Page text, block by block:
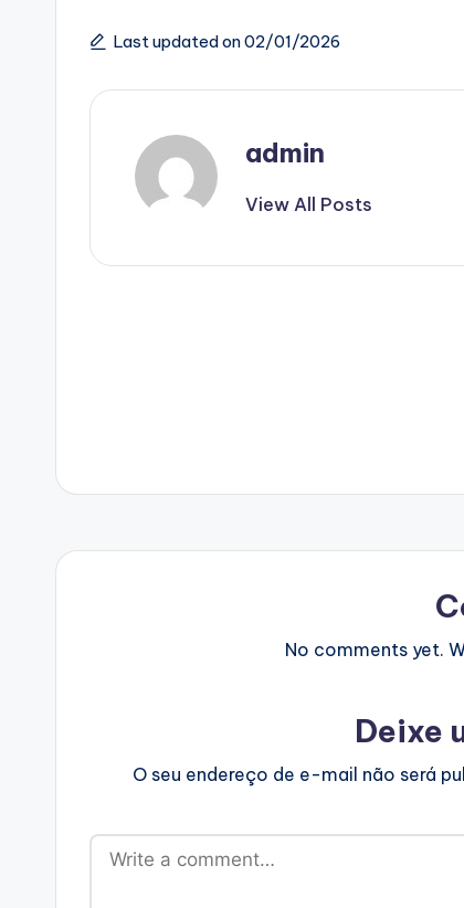
Last updated on 02/01/2026
admin
View All Posts
No comments yet.
Deixe
O seu endereço de e-mail não será